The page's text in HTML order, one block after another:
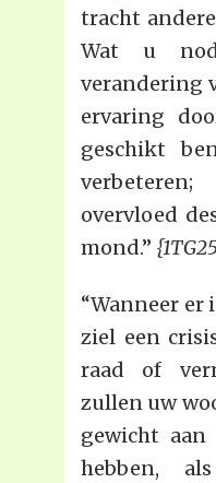
tracht
Wat u
verandering
ervaring
geschikt
overvloed
mond.”
“Wanneer er
ziel een
raad of
zullen uw
gewicht
hebben,